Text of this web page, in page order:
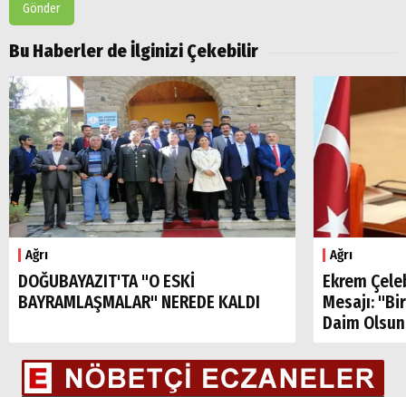
Gönder
Bu Haberler de İlginizi Çekebilir
Ağrı
DOĞUBAYAZIT'TA "O ESKİ
BAYRAMLAŞMALAR" NEREDE KALDI
Ağrı
Ekrem
Mesajı:
Daim
Popüler
Aramalar:
Ağrı